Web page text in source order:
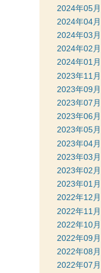
2024年05月
2024年04月
2024年03月
2024年02月
2024年01月
2023年11月
2023年09月
2023年07月
2023年06月
2023年05月
2023年04月
2023年03月
2023年02月
2023年01月
2022年12月
2022年11月
2022年10月
2022年09月
2022年08月
2022年07月